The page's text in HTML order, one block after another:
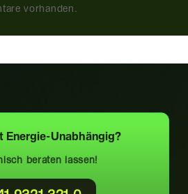
vorhanden.
Energie-Unabhängig?
beraten lassen!